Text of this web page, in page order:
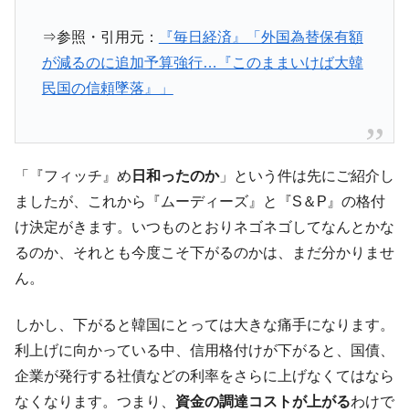
⇒参照・引用元：
『毎日経済』「外国為替保有額
が減るのに追加予算強行…『このままいけば大韓
民国の信頼墜落』」
「『フィッチ』め 日和ったのか」という件は先にご紹介し
ましたが、これから『ムーディーズ』と『S＆P』の格付
け決定がきます。いつものとおりネゴネゴしてなんとかな
るのか、それとも今度こそ下がるのかは、まだ分かりませ
ん。
しかし、下がると韓国にとっては大きな痛手になります。
利上げに向かっている中、信用格付けが下がると、国債、
企業が発行する社債などの利率をさらに上げなくてはなら
なくなります。つまり、 資金の調達コストが上がるわけで